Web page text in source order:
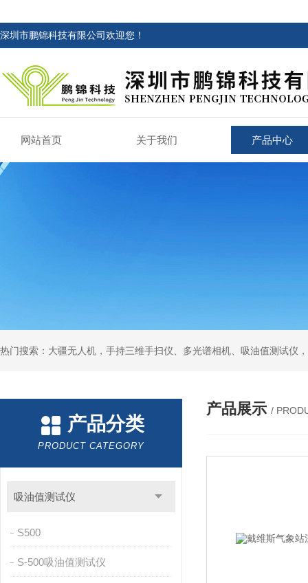
深圳市鹏锦科技有限公司欢迎您！
网站首页 关于我们 产品中心
热门搜索：大疆无人机，手持三维手扫仪、多光谱相机、吸油值测试仪
产品分类
PRODUCT CATEGORY
吸油值测试仪
S500
S-500吸油值测试仪
产品展示 /